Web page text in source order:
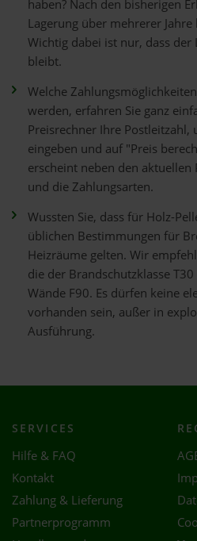
haben? Nach den bisherigen
Lagerung über mehrerer
Wichtig dabei ist nur, dass
bleibt.
Welche
werden, erfahren Sie ganz
Preisrechner Ihre Postleitzahl,
eingeben und auf "Preis
erscheint neben den aktuellen
und die Zahlungsarten.
Wussten Sie, dass für Holz-
üblichen Bestimmungen für
Heizräume gelten. Wir
die der Brandschutzklasse
Wände F90. Es dürfen keine
vorhanden sein, außer in
Ausführung.
SERVICES
Hilfe & FAQ
Kontakt
Zahlung & Lieferung
Partnerprogramm